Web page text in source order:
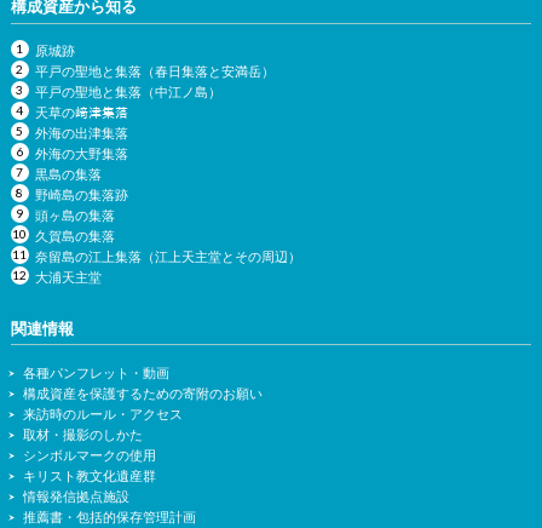
構成資産から知る
原城跡
平戸の聖地と集落（春日集落と安満岳）
平戸の聖地と集落（中江ノ島）
天草の﨑津集落
外海の出津集落
外海の大野集落
黒島の集落
野崎島の集落跡
頭ヶ島の集落
久賀島の集落
奈留島の江上集落（江上天主堂とその周辺）
大浦天主堂
関連情報
各種パンフレット・動画
構成資産を保護するための寄附のお願い
来訪時のルール・アクセス
取材・撮影のしかた
シンボルマークの使用
キリスト教文化遺産群
情報発信拠点施設
推薦書・包括的保存管理計画